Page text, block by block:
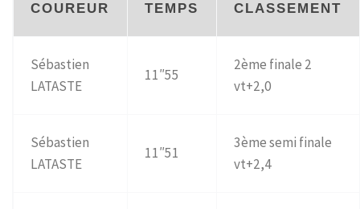
COUREUR TEMPS CLASSEMENT
Sébastien
LATASTE
11″55
2ème finale 2
vt+2,0
Sébastien
LATASTE
11″51
3ème semi finale
vt+2,4